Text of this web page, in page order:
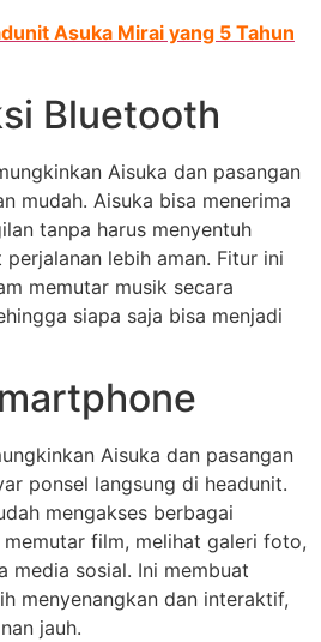
Asuka Mirai yang 5 Tahun
Bluetooth
Aisuka dan pasangan
mudah. Aisuka bisa menerima
tanpa harus menyentuh
lebih aman. Fitur ini
memutar musik secara
siapa saja bisa menjadi
Aisuka dan pasangan
ponsel langsung di headunit.
mengakses berbagai
film, melihat galeri foto,
media sosial. Ini membuat
menyenangkan dan interaktif,
jauh.